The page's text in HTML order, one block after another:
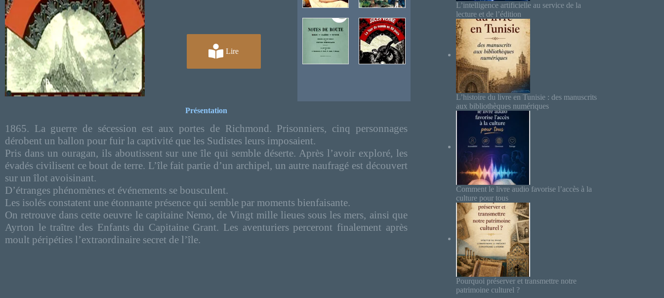
Lire
Présentation
1865. La guerre de sécession est aux portes de Richmond. Prisonniers, cinq personnages
dérobent un ballon pour fuir la captivité que les Sudistes leurs imposaient.
Pris dans un ouragan, ils aboutissent sur une île qui semble déserte. Après l’avoir exploré, les
évadés civilisent ce bout de terre. L’île fait partie d’un archipel, un autre naufragé est découvert
sur un îlot avoisinant.
D’étranges phénomènes et événements se bousculent.
Les isolés constatent une étonnante présence qui semble par moments bienfaisante.
On retrouve dans cette oeuvre le capitaine Nemo, de Vingt mille lieues sous les mers, ainsi que
Ayrton le traître des Enfants du Capitaine Grant. Les aventuriers perceront finalement après
moult péripéties l’extraordinaire secret de l’île.
L’intelligence artificielle au service de la
lecture et de l’édition
L’histoire du livre en Tunisie : des manuscrits
aux bibliothèques numériques
Comment le livre audio favorise l’accès à la
culture pour tous
Pourquoi préserver et transmettre notre
patrimoine culturel ?